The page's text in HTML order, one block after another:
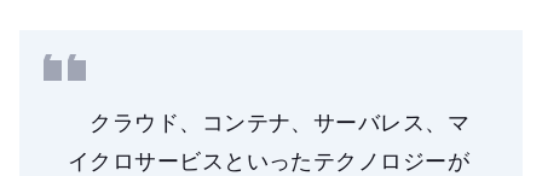
クラウド、コンテナ、サーバレス、マ
イクロサービスといったテクノロジーが